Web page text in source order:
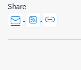
Share